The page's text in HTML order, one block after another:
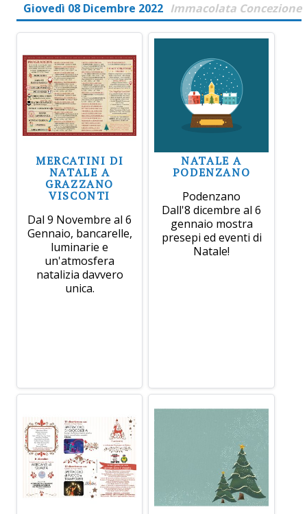
Giovedì 08 Dicembre 2022 Immacolata Concezione
MERCATINI DI
NATALE A
GRAZZANO
VISCONTI
Dal 9 Novembre al 6
Gennaio, bancarelle,
luminarie e
un'atmosfera
natalizia davvero
unica.
NATALE A
PODENZANO
Podenzano
Dall'8 dicembre al 6
gennaio mostra
presepi ed eventi di
Natale!